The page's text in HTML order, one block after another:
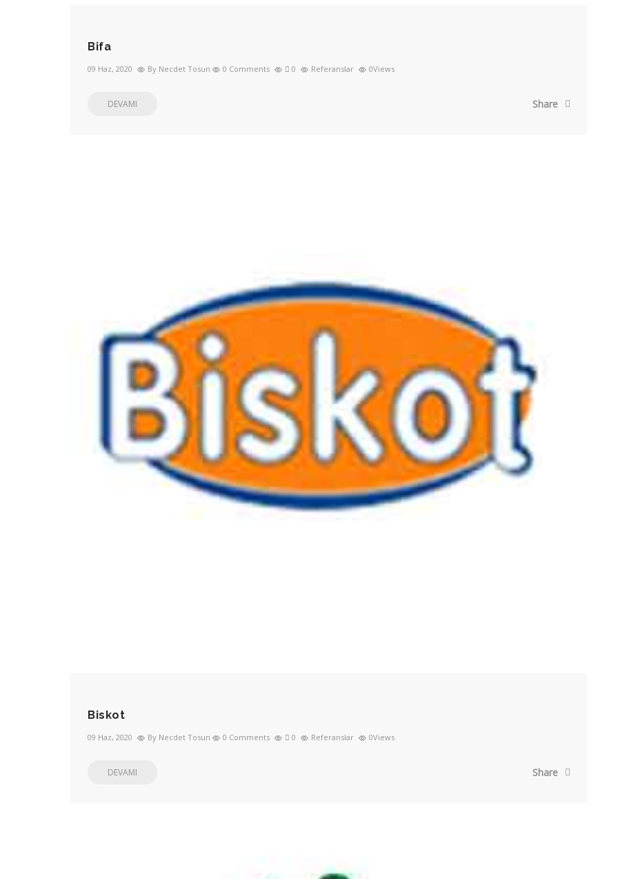
Bifa
09 Haz, 2020 By Necdet Tosun 0 Comments 0 Referanslar 0Views
Share
DEVAMI
Biskot
09 Haz, 2020 By Necdet Tosun 0 Comments 0 Referanslar 0Views
Share
DEVAMI